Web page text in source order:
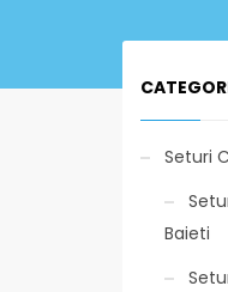
Seturi
Baieti